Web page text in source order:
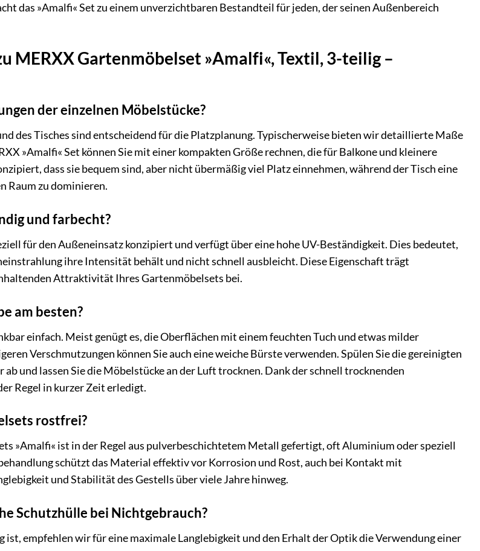
das »Amalfi« Set zu einem unverzichtbaren Bestandteil für jeden, der seinen Außenbereich
MERXX Gartenmöbelset »Amalfi«, Textil, 3-teilig –
der einzelnen Möbelstücke?
des Tisches sind entscheidend für die Platzplanung. Typischerweise bieten wir detaillierte Maße
»Amalfi« Set können Sie mit einer kompakten Größe rechnen, die für Balkone und kleinere
dass sie bequem sind, aber nicht übermäßig viel Platz einnehmen, während der Tisch eine
Raum zu dominieren.
und farbecht?
für den Außeneinsatz konzipiert und verfügt über eine hohe UV-Beständigkeit. Dies bedeutet,
ihre Intensität behält und nicht schnell ausbleicht. Diese Eigenschaft trägt
Attraktivität Ihres Gartenmöbelsets bei.
am besten?
einfach. Meist genügt es, die Oberflächen mit einem feuchten Tuch und etwas milder
Verschmutzungen können Sie auch eine weiche Bürste verwenden. Spülen Sie die gereinigten
und lassen Sie die Möbelstücke an der Luft trocknen. Dank der schnell trocknenden
Regel in kurzer Zeit erledigt.
rostfrei?
»Amalfi« ist in der Regel aus pulverbeschichtetem Metall gefertigt, oft Aluminium oder speziell
schützt das Material effektiv vor Korrosion und Rost, auch bei Kontakt mit
und Stabilität des Gestells über viele Jahre hinweg.
Schutzhülle bei Nichtgebrauch?
ist, empfehlen wir für eine maximale Langlebigkeit und den Erhalt der Optik die Verwendung einer